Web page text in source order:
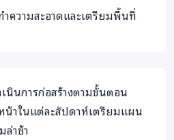
เป็นแก่นักเรียน
ความสะอาดและเตรียมพื้นที่
เนินการก่อสร้างตามขั้นตอน
น้าในแต่ละสัปดาห์เตรียมแผน
ล่าช้า